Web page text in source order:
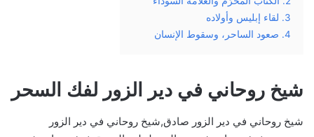
3. لقاء إبليس وأولاده
4. صعود الساحر، وسقوط الإنسان
شيخ روحاني في دير الزور لفك السحر
شيخ روحاني في دير الزور صادق,شيخ روحاني في دير الزور